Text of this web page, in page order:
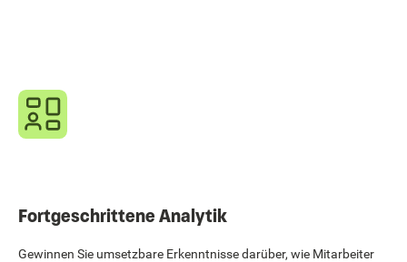
Fortgeschrittene Analytik
Gewinnen Sie umsetzbare Erkenntnisse darüber, wie Mitarbeiter